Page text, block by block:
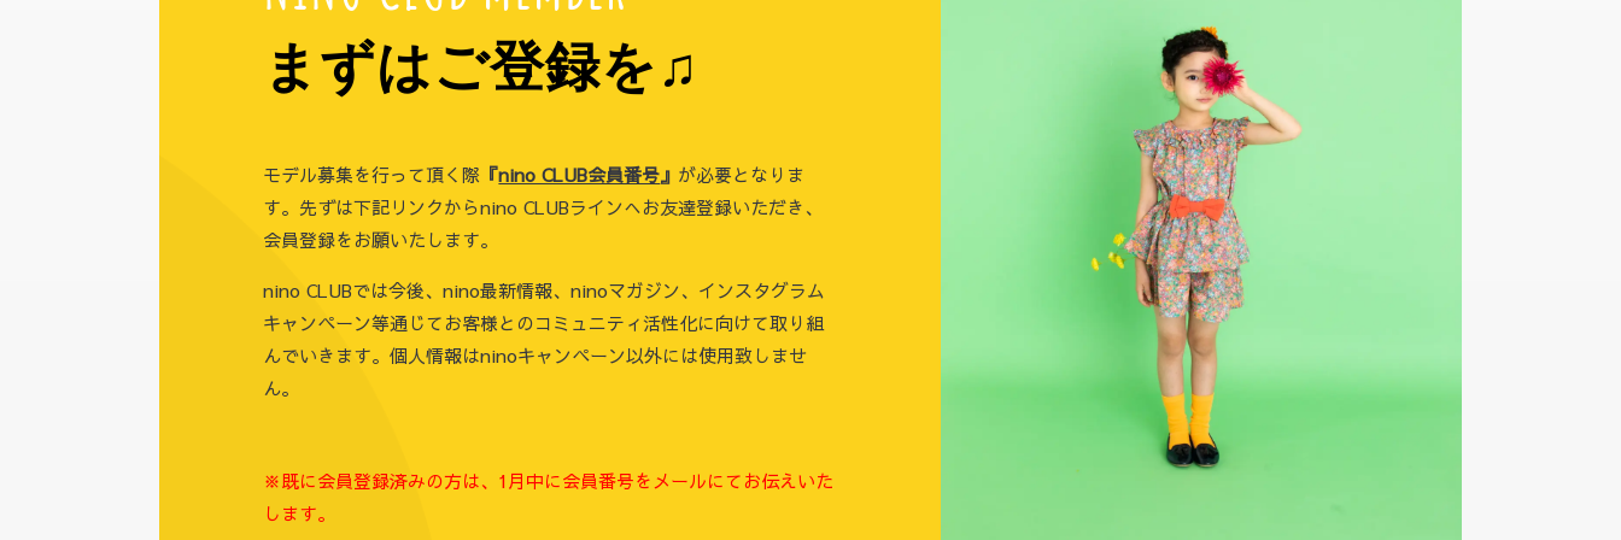
まずはご登録を♫
モデル募集を行って頂く際 『nino CLUB会員番号』 が必要となりま
す。先ずは下記リンクからnino CLUBラインへお友達登録いただき、
会員登録をお願いたします。
nino CLUBでは今後、nino最新情報、ninoマガジン、インスタグラム
キャンペーン等通じてお客様とのコミュニティ活性化に向けて取り組
んでいきます。個人情報はninoキャンペーン以外には使用致しませ
ん。
※既に会員登録済みの方は、1月中に会員番号をメールにてお伝えいた
します。